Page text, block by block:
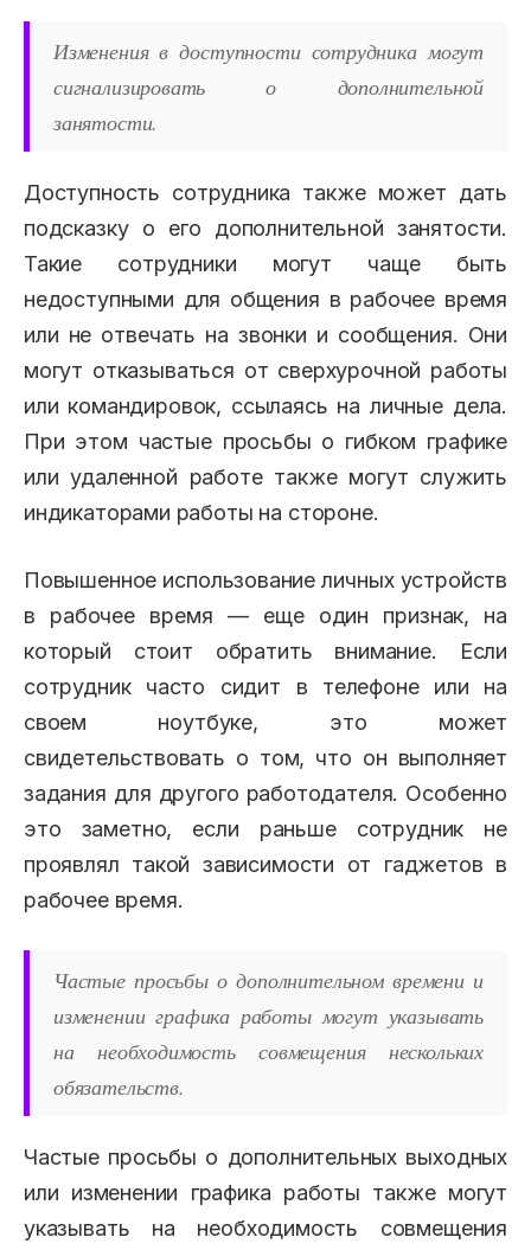
Изменения в доступности сотрудника могут
сигнализировать о дополнительной
занятости.
Доступность сотрудника также может дать
подсказку о его дополнительной занятости.
Такие сотрудники могут чаще быть
недоступными для общения в рабочее время
или не отвечать на звонки и сообщения. Они
могут отказываться от сверхурочной работы
или командировок, ссылаясь на личные дела.
При этом частые просьбы о гибком графике
или удаленной работе также могут служить
индикаторами работы на стороне.
Повышенное использование личных устройств
в рабочее время — еще один признак, на
который стоит обратить внимание. Если
сотрудник часто сидит в телефоне или на
своем ноутбуке, это может
свидетельствовать о том, что он выполняет
задания для другого работодателя. Особенно
это заметно, если раньше сотрудник не
проявлял такой зависимости от гаджетов в
рабочее время.
Частые просьбы о дополнительном времени и
изменении графика работы могут указывать
на необходимость совмещения нескольких
обязательств.
Частые просьбы о дополнительных выходных
или изменении графика работы также могут
указывать на необходимость совмещения